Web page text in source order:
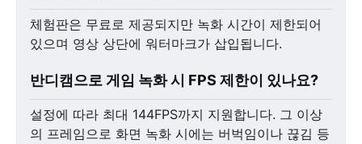
체험판은 무료로 제공되지만 녹화 시간이 제한되어
있으며 영상 상단에 워터마크가 삽입됩니다.
반디캠으로 게임 녹화 시 FPS 제한이 있나요?
설정에 따라 최대 144FPS까지 지원합니다. 그 이상
의 프레임으로 화면 녹화 시에는 버벅임이나 끊김 등